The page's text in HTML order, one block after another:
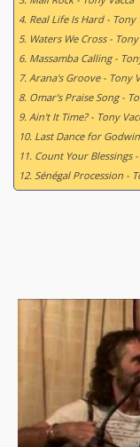
4. Real Life Is Hard - Tony
5. Waters We Cross - Tony
6. Massamba Calling -
7. Arana's Groove - Tony
8. Omar's Praise Song -
9. Ain't It Time? - Tony
10. Last Dance for
11. Count Your Blessings
12. Sénégal Procession -